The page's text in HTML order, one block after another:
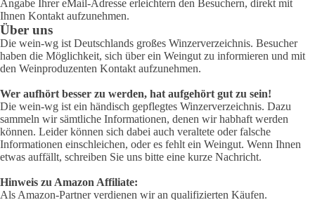
Angabe Ihrer eMail-Adresse erleichtern den Besuchern, direkt mit
Ihnen Kontakt aufzunehmen.
Über uns
Die wein-wg ist Deutschlands großes Winzerverzeichnis. Besucher
haben die Möglichkeit, sich über ein Weingut zu informieren und mit
den Weinproduzenten Kontakt aufzunehmen.
Wer aufhört besser zu werden, hat aufgehört gut zu sein!
Die wein-wg ist ein händisch gepflegtes Winzerverzeichnis. Dazu
sammeln wir sämtliche Informationen, denen wir habhaft werden
können. Leider können sich dabei auch veraltete oder falsche
Informationen einschleichen, oder es fehlt ein Weingut. Wenn Ihnen
etwas auffällt, schreiben Sie uns bitte eine kurze Nachricht.
Hinweis zu Amazon Affiliate:
Als Amazon-Partner verdienen wir an qualifizierten Käufen.